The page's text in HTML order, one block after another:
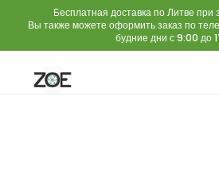
Бесплатная доставка по Литве
Вы также можете оформить заказ по
будние дни с 9:00 до